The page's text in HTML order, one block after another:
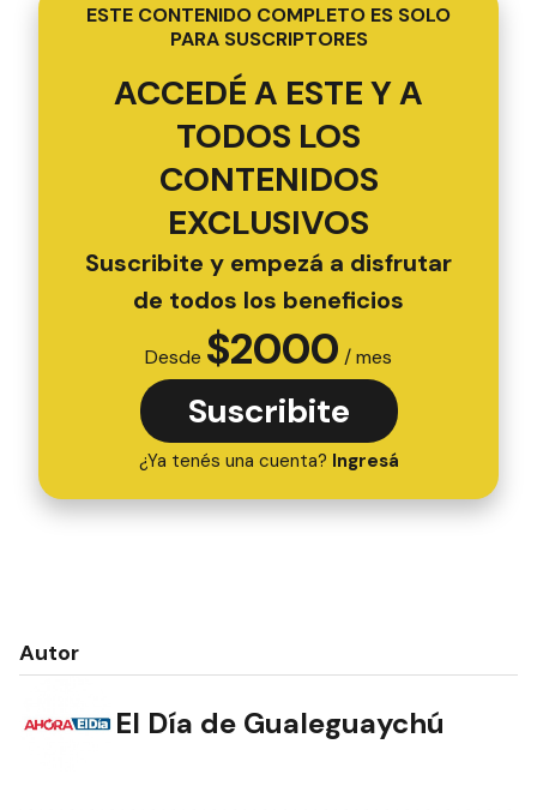
ESTE CONTENIDO COMPLETO ES SOLO
PARA SUSCRIPTORES
ACCEDÉ A ESTE Y A
TODOS LOS
CONTENIDOS
EXCLUSIVOS
Suscribite y empezá a disfrutar
de todos los beneficios
Desde $2000 / mes
Suscribite
¿Ya tenés una cuenta? Ingresá
Autor
El Día de Gualeguaychú